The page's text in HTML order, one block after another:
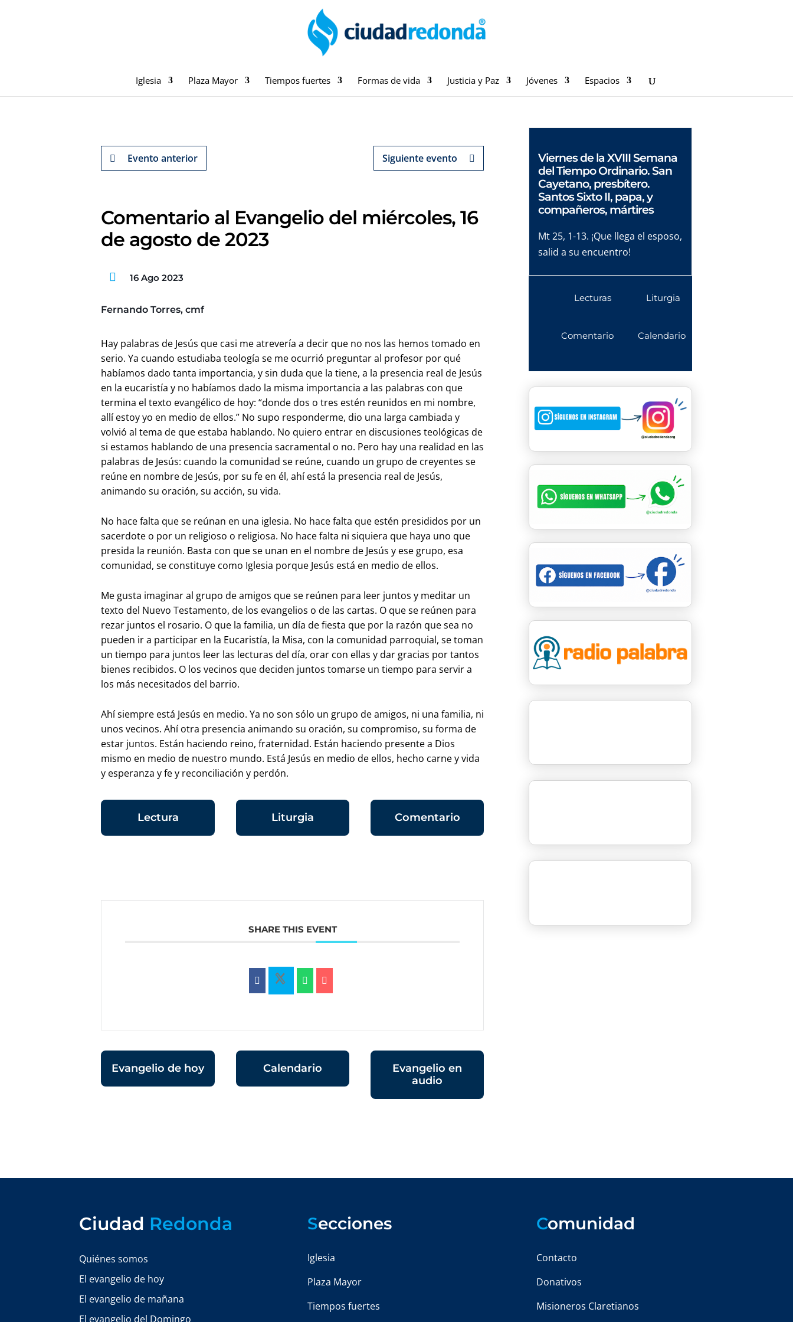
Iglesia Plaza Mayor Tiempos fuertes Formas de vida Justicia y Paz Jóvenes Espacios
Evento anterior Siguiente evento
Comentario al Evangelio del miércoles, 16
de agosto de 2023
16 Ago 2023
Fernando Torres, cmf
Hay palabras de Jesús que casi me atrevería a decir que no nos las hemos tomado en
serio. Ya cuando estudiaba teología se me ocurrió preguntar al profesor por qué
habíamos dado tanta importancia, y sin duda que la tiene, a la presencia real de Jesús
en la eucaristía y no habíamos dado la misma importancia a las palabras con que
termina el texto evangélico de hoy: “donde dos o tres estén reunidos en mi nombre,
allí estoy yo en medio de ellos.” No supo responderme, dio una larga cambiada y
volvió al tema de que estaba hablando. No quiero entrar en discusiones teológicas de
si estamos hablando de una presencia sacramental o no. Pero hay una realidad en las
palabras de Jesús: cuando la comunidad se reúne, cuando un grupo de creyentes se
reúne en nombre de Jesús, por su fe en él, ahí está la presencia real de Jesús,
animando su oración, su acción, su vida.
No hace falta que se reúnan en una iglesia. No hace falta que estén presididos por un
sacerdote o por un religioso o religiosa. No hace falta ni siquiera que haya uno que
presida la reunión. Basta con que se unan en el nombre de Jesús y ese grupo, esa
comunidad, se constituye como Iglesia porque Jesús está en medio de ellos.
Me gusta imaginar al grupo de amigos que se reúnen para leer juntos y meditar un
texto del Nuevo Testamento, de los evangelios o de las cartas. O que se reúnen para
rezar juntos el rosario. O que la familia, un día de fiesta que por la razón que sea no
pueden ir a participar en la Eucaristía, la Misa, con la comunidad parroquial, se toman
un tiempo para juntos leer las lecturas del día, orar con ellas y dar gracias por tantos
bienes recibidos. O los vecinos que deciden juntos tomarse un tiempo para servir a
los más necesitados del barrio.
Ahí siempre está Jesús en medio. Ya no son sólo un grupo de amigos, ni una familia, ni
unos vecinos. Ahí otra presencia animando su oración, su compromiso, su forma de
estar juntos. Están haciendo reino, fraternidad. Están haciendo presente a Dios
mismo en medio de nuestro mundo. Está Jesús en medio de ellos, hecho carne y vida
y esperanza y fe y reconciliación y perdón.
Lectura Liturgia Comentario
SHARE THIS EVENT
Evangelio de hoy Calendario
Evangelio en
audio
Viernes de la XVIII Semana
del Tiempo Ordinario. San
Cayetano, presbítero.
Santos Sixto II, papa, y
compañeros, mártires
Mt 25, 1-13. ¡Que llega el esposo,
salid a su encuentro!
Lecturas
Comentario
Liturgia
Calendario
Ciudad Redonda
Quiénes somos
El evangelio de hoy
El evangelio de mañana
El evangelio del Domingo
Secciones
Iglesia
Plaza Mayor
Tiempos fuertes
Comunidad
Contacto
Donativos
Misioneros Claretianos